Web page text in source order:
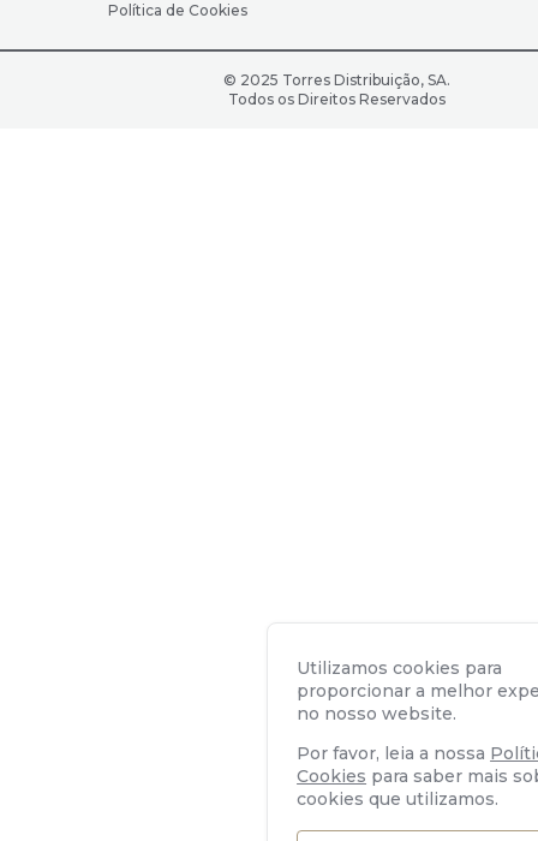
Política de Cookies
© 2025 Torres Distribuição, SA.
Todos os Direitos Reservados
Utilizamos cookies para
proporcionar a melhor
no nosso website.
Por favor, leia a nossa
Cookies para saber mais
cookies que utilizamos.